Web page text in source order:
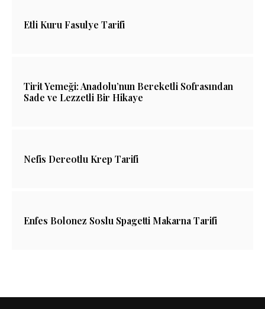
Etli Kuru Fasulye Tarifi
Tirit Yemeği: Anadolu’nun Bereketli Sofrasından
Sade ve Lezzetli Bir Hikaye
Nefis Dereotlu Krep Tarifi
Enfes Bolonez Soslu Spagetti Makarna Tarifi